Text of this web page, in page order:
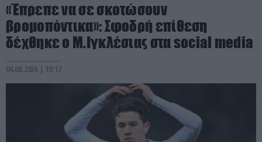
«Έπρεπε να σε σκοτώσουν
βρομοπόντικα»: Σφοδρή επίθεση
δέχθηκε ο Μ.Ιγκλέσιας στα social media
04.08.2026 | 10:17